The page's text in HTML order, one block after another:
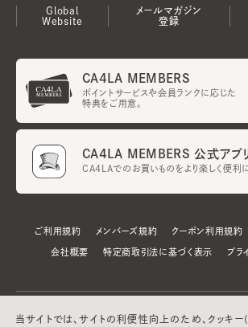
Global
Website
メールマガジン
登録
CA4LA MEMBERS
ポイントサービスや会員ランクに応じた
特典をご用意。
CA4LA MEMBERS 公式アプ
CA4LAでのお買いものをより楽しく便利に
ご利用規約 メンバーズ規約 クーポン利用規約
会社概要 特定商取引法に基づく表示 プラ
当サイトでは、サイトの利便性向上のため、クッキ